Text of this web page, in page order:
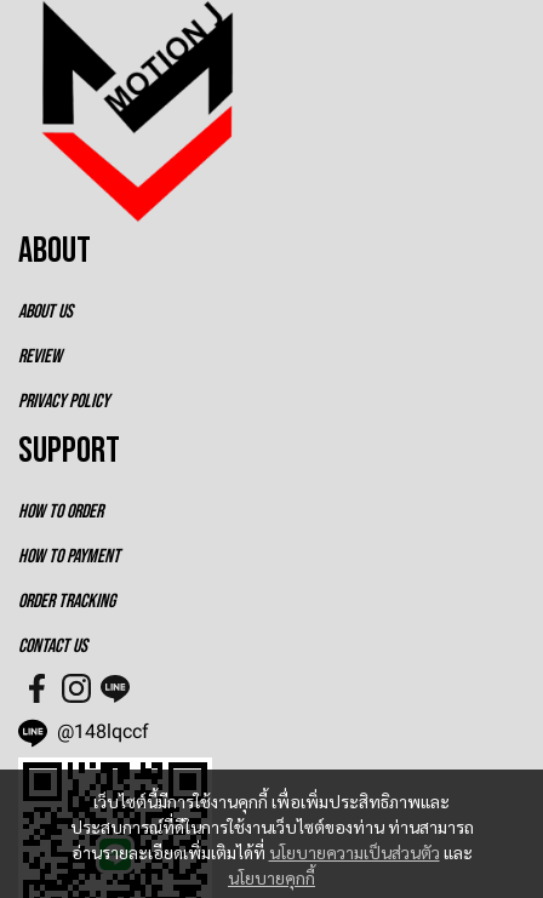
เว็บไซต์นี้มีการใช้งานคุกกี้ เพื่อเพิ่มประสิทธิภาพและ
ประสบการณ์ที่ดีในการใช้งานเว็บไซต์ของท่าน ท่านสามารถ
อ่านรายละเอียดเพิ่มเติมได้ที่ นโยบายความเป็นส่วนตัว และ
นโยบายคุกกี้
ABOUT
ABOUT US
REVIEW
PRIVACY POLICY
SUPPORT
HOW TO ORDER
HOW TO PAYMENT
ORDER TRACKING
CONTACT US
@148lqccf